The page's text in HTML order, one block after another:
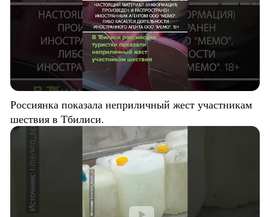
Россиянка показала неприличный жест участникам
шествия в Тбилиси.